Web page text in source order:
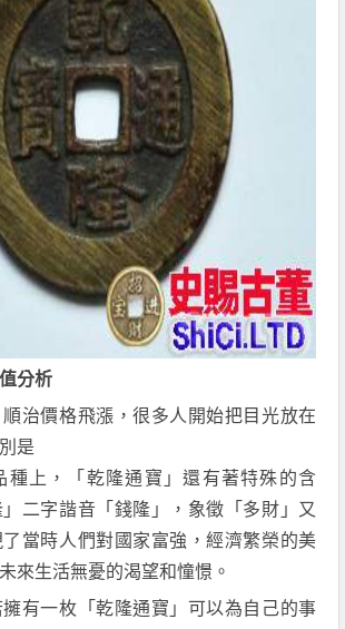
分析
價格飛漲，很多人開始把目光放在
是
種上，「乾隆通寶」還有著特殊的含
二字諧音「錢隆」，象徵「多財」又
了當時人們對國家富強，經濟繁榮的美
來生活無憂的渴望和憧憬。
一枚「乾隆通寶」可以為自己的事